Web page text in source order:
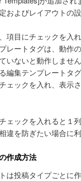
およびレイアウトの設
項目にチェックを入
レートタグは、動作
いないと動作しませ
編集テンプレートタ
ェックを入れ、表示
ェックを入れると１
違を防ぎたい場合に利
作成方法
は投稿タイプごとに